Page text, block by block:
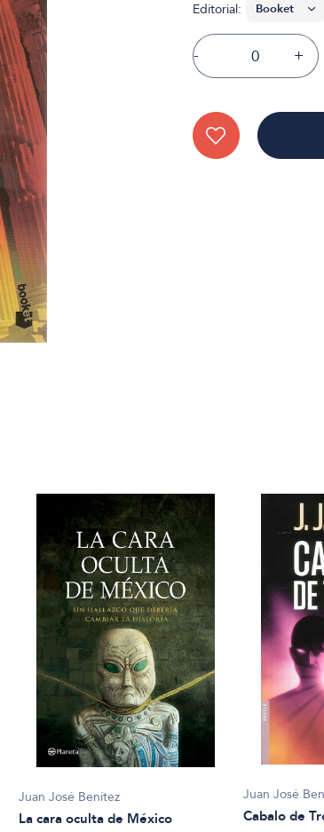
Editorial:
- +
Juan José Benítez
La cara oculta de México
Juan José
Cabalo de